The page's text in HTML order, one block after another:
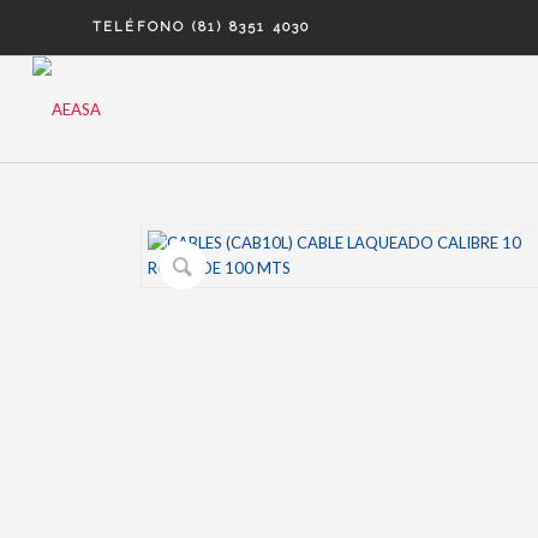
TELÉFONO (81) 8351 4030